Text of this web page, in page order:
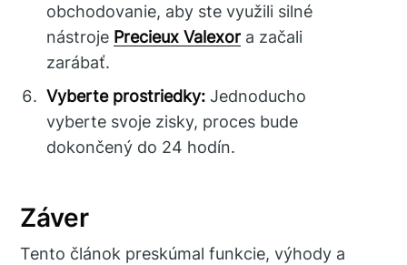
obchodovanie, aby ste využili silné
nástroje Precieux Valexor a začali
zarábať.
Vyberte prostriedky: Jednoducho
vyberte svoje zisky, proces bude
dokončený do 24 hodín.
Záver
Tento článok preskúmal funkcie, výhody a